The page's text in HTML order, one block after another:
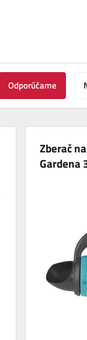
Odporúčame
Zberač
Gardena